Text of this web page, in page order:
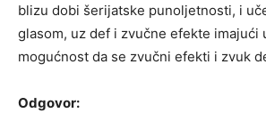
blizu dobi šerijatske punoljetnosti, i
glasom, uz def i zvučne efekte imajući
mogućnost da se zvučni efekti i zvuk
Odgovor: